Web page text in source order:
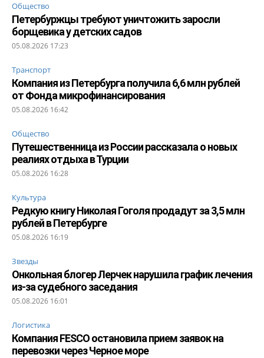
Общество
Петербуржцы требуют уничтожить заросли
борщевика у детских садов
05.08.2026 17:23
Транспорт
Компания из Петербурга получила 6,6 млн рублей
от Фонда микрофинансирования
05.08.2026 16:42
Общество
Путешественница из России рассказала о новых
реалиях отдыха в Турции
05.08.2026 16:28
Культура
Редкую книгу Николая Гоголя продадут за 3,5 млн
рублей в Петербурге
05.08.2026 16:19
Звезды
Онкольная блогер Лерчек нарушила график лечения
из-за судебного заседания
05.08.2026 16:01
Логистика
Компания FESCO остановила прием заявок на
перевозки через Черное море